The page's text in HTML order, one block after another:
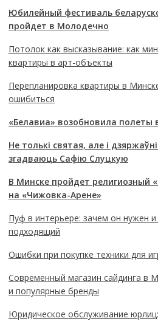
Юбилейный фестиваль
пройдет в Молодечно
Потолок как высказывание: как
квартиры в арт-объекты
Перепланировка квартиры в
ошибиться
«Белавиа» возобновила полеты
Не толькі святая, але і
згадваюць Сафію Слуцкую
В Минске пройдет религиозный
на «Чижовка-Арене»
Пуф в интерьере: зачем он нужен
подходящий
Ошибки при покупке техники для
Современный магазин сайдинга в
и популярные бренды
Юридическое обслуживание